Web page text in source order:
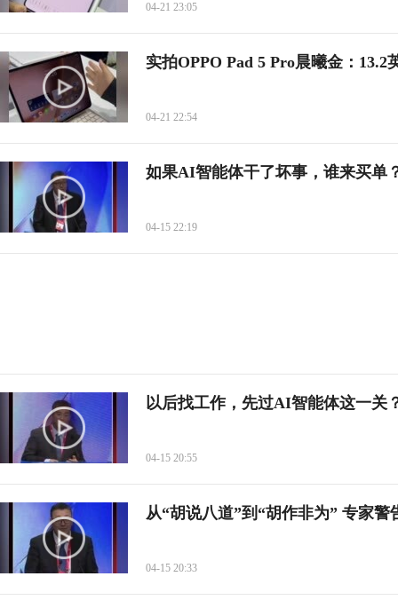
04-21 23:05
实拍OPPO Pad 5 Pro晨曦金：13.2
04-21 22:54
如果AI智能体干了坏事，谁来买单
04-15 22:19
以后找工作，先过AI智能体这一关
04-15 20:55
从“胡说八道”到“胡作非为” 专家
04-15 20:33